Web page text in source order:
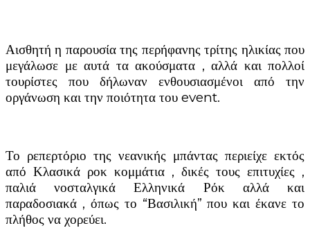
Αισθητή η παρουσία της περήφανης τρίτης ηλικίας που
μεγάλωσε με αυτά τα ακούσματα , αλλά και πολλοί
τουρίστες που δήλωναν ενθουσιασμένοι από την
οργάνωση και την ποιότητα του event.
Το ρεπερτόριο της νεανικής μπάντας περιείχε εκτός
από Κλασικά ροκ κομμάτια , δικές τους επιτυχίες ,
παλιά νοσταλγικά Ελληνικά Ρόκ αλλά και
παραδοσιακά , όπως το “Βασιλική” που και έκανε το
πλήθος να χορεύει.